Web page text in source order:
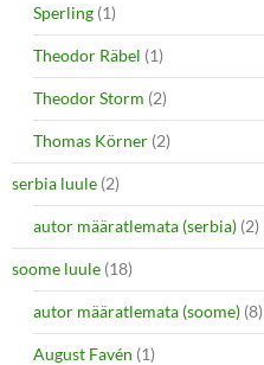
Sperling (1)
Theodor Räbel (1)
Theodor Storm (2)
Thomas Körner (2)
serbia luule (2)
autor määratlemata (serbia) (2)
soome luule (18)
autor määratlemata (soome) (8)
August Favén (1)